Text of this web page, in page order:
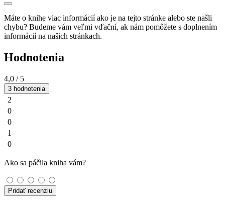
Máte o knihe viac informácií ako je na tejto stránke alebo ste našli
chybu? Budeme vám veľmi vďační, ak nám pomôžete s doplnením
informácií na našich stránkach.
Hodnotenia
4,0 / 5
3 hodnotenia
2
0
0
1
0
Ako sa páčila kniha vám?
Pridať recenziu